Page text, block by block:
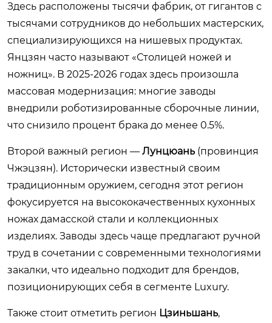
Здесь расположены тысячи фабрик, от гигантов с
тысячами сотрудников до небольших мастерских,
специализирующихся на нишевых продуктах.
Янцзян часто называют «Столицей ножей и
ножниц». В 2025-2026 годах здесь произошла
массовая модернизация: многие заводы
внедрили роботизированные сборочные линии,
что снизило процент брака до менее 0.5%.
Второй важный регион — Лунцюань (провинция
Чжэцзян). Исторически известный своим
традиционным оружием, сегодня этот регион
фокусируется на высококачественных кухонных
ножах дамасской стали и коллекционных
изделиях. Заводы здесь чаще предлагают ручной
труд в сочетании с современными технологиями
закалки, что идеально подходит для брендов,
позиционирующих себя в сегменте Luxury.
Также стоит отметить регион Цзиньшань,